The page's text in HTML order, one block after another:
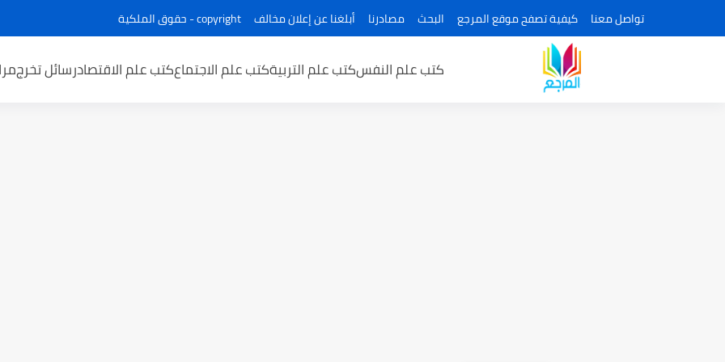
تواصل معنا كيفية تصفح موقع المرجع البحث مصادرنا أبلغنا عن إعلان مخالف copyright - حقوق الملكية
كتب علم النفسكتب علم التربيةكتب علم الاجتماعكتب علم الاقتصادرسائل تخرج